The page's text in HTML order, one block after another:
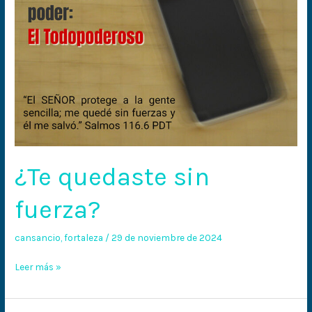
¿Te quedaste sin
fuerza?
cansancio ,fortaleza /29 de noviembre de 2024
Leer más »